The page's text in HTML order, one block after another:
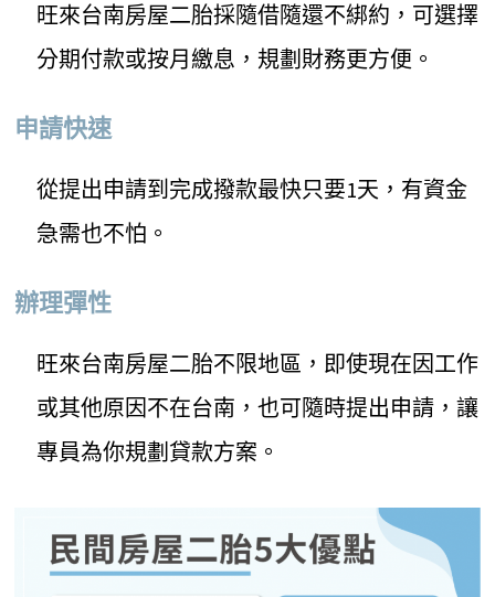
旺來台南房屋二胎採隨借隨還不綁約，可選擇
分期付款或按月繳息，規劃財務更方便。
申請快速
從提出申請到完成撥款最快只要1天，有資金
急需也不怕。
辦理彈性
旺來台南房屋二胎不限地區，即使現在因工作
或其他原因不在台南，也可隨時提出申請，讓
專員為你規劃貸款方案。